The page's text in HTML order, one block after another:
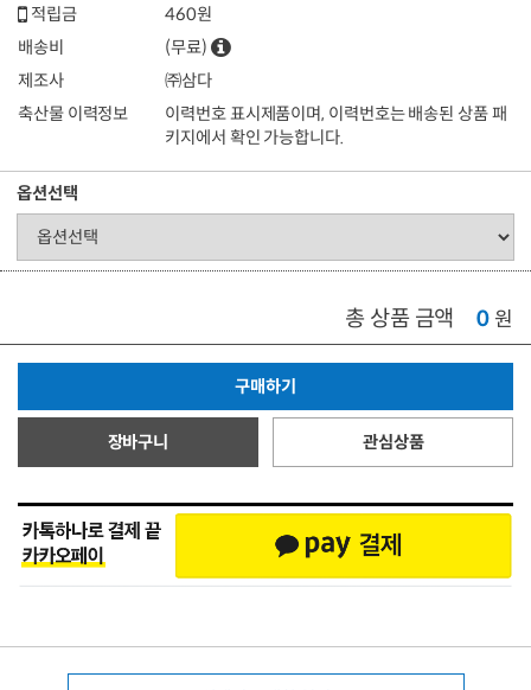
적립금
460원
배송비
(무료)
제조사
㈜삼다
축산물 이력정보
이력번호 표시제품이며, 이력번호는 배송된 상품 패
키지에서 확인 가능합니다.
옵션선택
총 상품 금액 0 원
구매하기
장바구니 관심상품